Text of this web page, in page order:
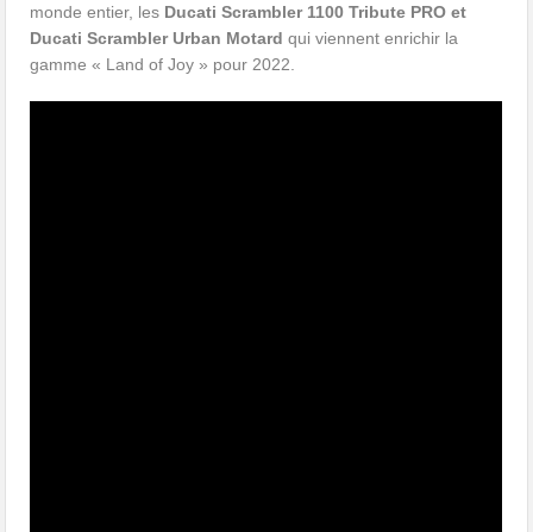
monde entier, les Ducati Scrambler 1100 Tribute PRO et
Ducati Scrambler Urban Motardqui viennent enrichir la
gamme « Land of Joy » pour 2022.